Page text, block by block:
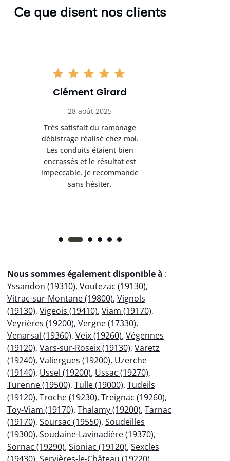
Ce que disent nos clients
Clément Girard
28 août 2025
Très satisfait du ramonage
débistrage réalisé chez moi.
Les conduits étaient bien
encrassés et le résultat est
impeccable. Je recommande
sans hésiter.
Nous sommes également disponible à :
Yssandon (19310), Voutezac (19130),
Vitrac-sur-Montane (19800), Vignols
(19130), Vigeois (19410), Viam (19170),
Veyrières (19200), Vergne (17330),
Venarsal (19360), Veix (19260), Végennes
(19120), Vars-sur-Roseix (19130), Varetz
(19240), Valiergues (19200), Uzerche
(19140), Ussel (19200), Ussac (19270),
Turenne (19500), Tulle (19000), Tudeils
(19120), Troche (19230), Treignac (19260),
Toy-Viam (19170), Thalamy (19200), Tarnac
(19170), Soursac (19550), Soudeilles
(19300), Soudaine-Lavinadière (19370),
Sornac (19290), Sioniac (19120), Sexcles